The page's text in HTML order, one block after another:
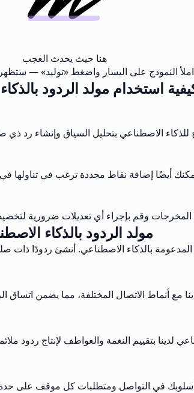
هنا حيث يحدث العجب
املأ النموذج على اليسار واضغط «توليد» — ستظهر
استخدام مولد الردود
الاصطناعي بتحليل السياق وإنشاء رد ذي
أيضًا إضافة نقاط محددة ترغب في تناولها في
وقم بإجراء أي تعديلات ضرورية
مولد الردود بالذكاء
المدعومة بالذكاء الاصطناعي. أنشئ ردودًا
أنماط الاتصال المختلفة، مما يضمن اتساق
بتقييم النغمة والعواطف لإنتاج ردود
في التواصل ومتطلبات كل موقف على